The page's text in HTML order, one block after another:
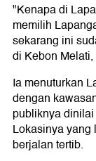
"Kenapa di
memilih
sekarang ini
di Kebon
Ia menuturkan
dengan
publiknya
Lokasinya
berjalan tertib.